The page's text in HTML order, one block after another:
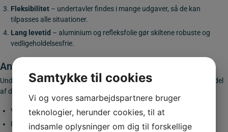
Fleksibilitet – undertavler findes i mange udgaver, så de kan
tilpasses alle situationer.
Lang levetid – aluminium og refleksfolie gør skiltene robuste og
vedligeholdelsesfrie.
Anvendelse af undertavler
Undertavler anvendes både vedmidlertidige vejarbejder
og som en del
af det permanente skiltedesign. De ses typisk:
Ved vejarbejde ogasfaltlægning .
På strækninger medspecielle færdselsforhold.
Samtykke til cookies
Vi og vores samarbejdspartnere bruger
teknologier, herunder cookies, til at
indsamle oplysninger om dig til forskellige